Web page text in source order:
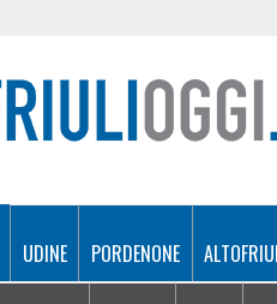
UDINE PORDENONE